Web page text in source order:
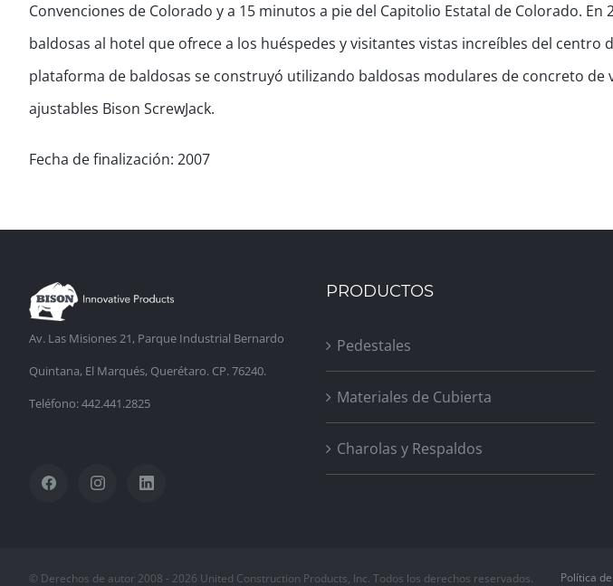
Convenciones de Colorado y a 15 minutos a pie del Capitolio Estatal de Colorado.
baldosas al hotel que ofrece a los huéspedes y visitantes vistas increíbles del centro
plataforma de baldosas se construyó utilizando baldosas modulares de concreto
ajustables Bison ScrewJack.
Fecha de finalización: 2007
Av. Las Misiones 21, Parque Industrial Bernardo
Quintana, El Marqués, Querétaro. CP. 76240.
Teléfono: 442.441.2825
PRODUCTOS
Pedestales
Materiales de Cubierta
Charolas y Respaldos
© Derechos de autor 2008 - 2026 United Construction Products, Inc. Todos los derechos reservados. Política